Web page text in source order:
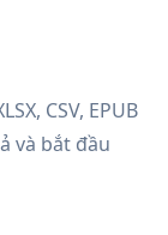
CSV, EPUB
và bắt đầu